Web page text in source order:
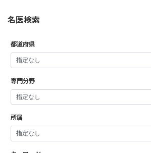
名医検索
都道府県
専門分野
所属